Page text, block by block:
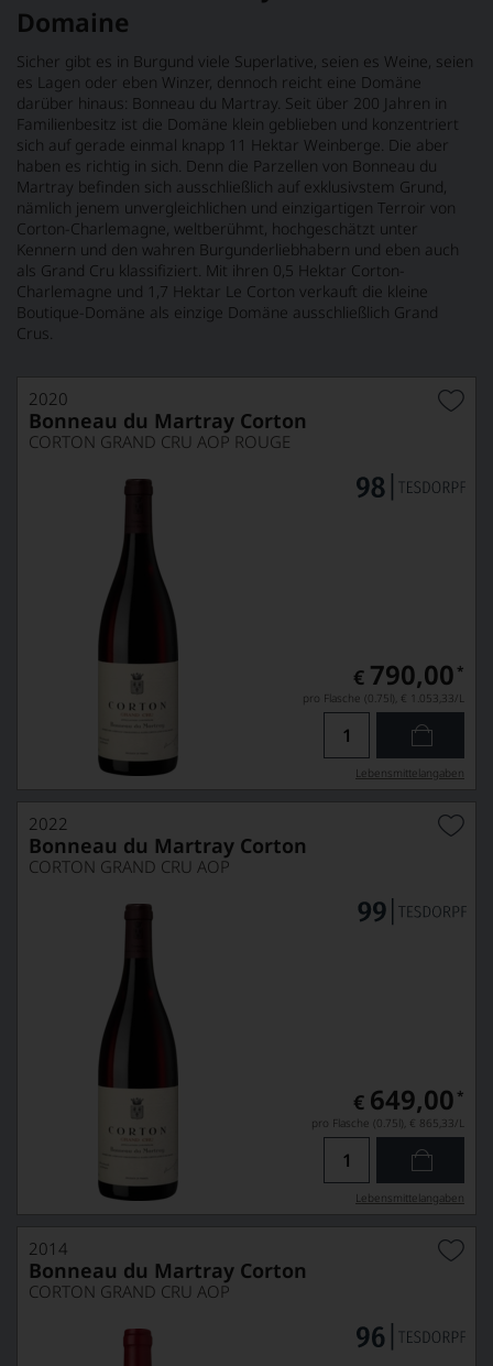
Domaine
Sicher gibt es in Burgund viele Superlative, seien es Weine, seien
es Lagen oder eben Winzer, dennoch reicht eine Domäne
darüber hinaus: Bonneau du Martray. Seit über 200 Jahren in
Familienbesitz ist die Domäne klein geblieben und konzentriert
sich auf gerade einmal knapp 11 Hektar Weinberge. Die aber
haben es richtig in sich. Denn die Parzellen von Bonneau du
Martray befinden sich ausschließlich auf exklusivstem Grund,
nämlich jenem unvergleichlichen und einzigartigen Terroir von
Corton-Charlemagne, weltberühmt, hochgeschätzt unter
Kennern und den wahren Burgunderliebhabern und eben auch
als Grand Cru klassifiziert. Mit ihren 0,5 Hektar Corton-
Charlemagne und 1,7 Hektar Le Corton verkauft die kleine
Boutique-Domäne als einzige Domäne ausschließlich Grand
Crus.
2020
Bonneau du Martray Corton
CORTON GRAND CRU AOP ROUGE
€ 790,00 *
pro Flasche (0.75l), € 1.053,33/L
Lebensmittel­angaben
2022
Bonneau du Martray Corton
CORTON GRAND CRU AOP
€ 649,00 *
pro Flasche (0.75l), € 865,33/L
Lebensmittel­angaben
2014
Bonneau du Martray Corton
CORTON GRAND CRU AOP